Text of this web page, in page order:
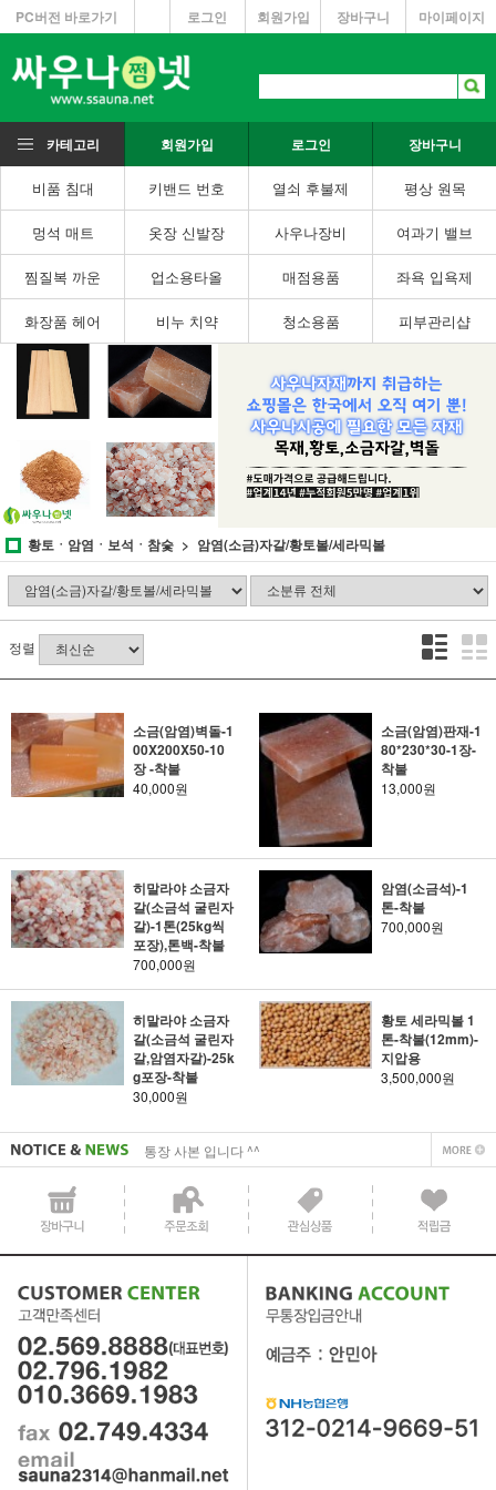
PC버전 바로가기 마이페이지
장바구니
회원가입
로그인
카테고리 회원가입 로그인 장바구니
비품 침대 키밴드 번호 열쇠 후불제 평상 원목
멍석 매트 옷장 신발장 사우나장비 여과기 밸브
찜질복 까운 업소용타올 매점용품 좌욕 입욕제
화장품 헤어 비누 치약 청소용품 피부관리샵
황토ㆍ암염ㆍ보석ㆍ참숯 암염(소금)자갈/황토볼/세라믹볼
정렬
소금(암염)벽돌-1
00X200X50-10
장 -착불
40,000원
소금(암염)판재-1
80*230*30-1장-
착불
13,000원
히말라야 소금자
갈(소금석 굴린자
갈)-1톤(25kg씩
포장),톤백-착불
700,000원
암염(소금석)-1
톤-착불
700,000원
히말라야 소금자
갈(소금석 굴린자
갈,암염자갈)-25k
g포장-착불
30,000원
황토 세라믹볼 1
톤-착불(12mm)-
지압용
3,500,000원
사업자 사본 입니다^^
통장 사본 입니다 ^^
통장 사본 입니다 ^^